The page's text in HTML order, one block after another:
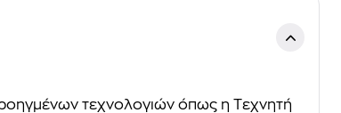
τεχνολογιών όπως η Tεχνητή